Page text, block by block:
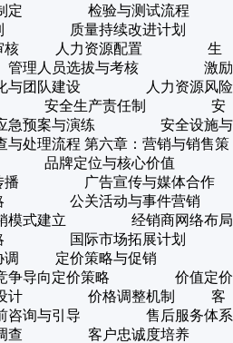
定 检验与测试流程
质量持续改进计划
核 人力资源配置 生
理人员选拔与考核 激励
团队建设 人力资源风险
安全生产责任制 安
预案与演练 安全设施与
流程 第六章：营销与销售策
牌定位与核心价值
广告宣传与媒体合作
公关活动与事件营销
式建立 经销商网络布局
国际市场拓展计划
调 定价策略与促销
导向定价策略 价值定价
计 价格调整机制 客
询与引导 售后服务体系
查 客户忠诚度培养